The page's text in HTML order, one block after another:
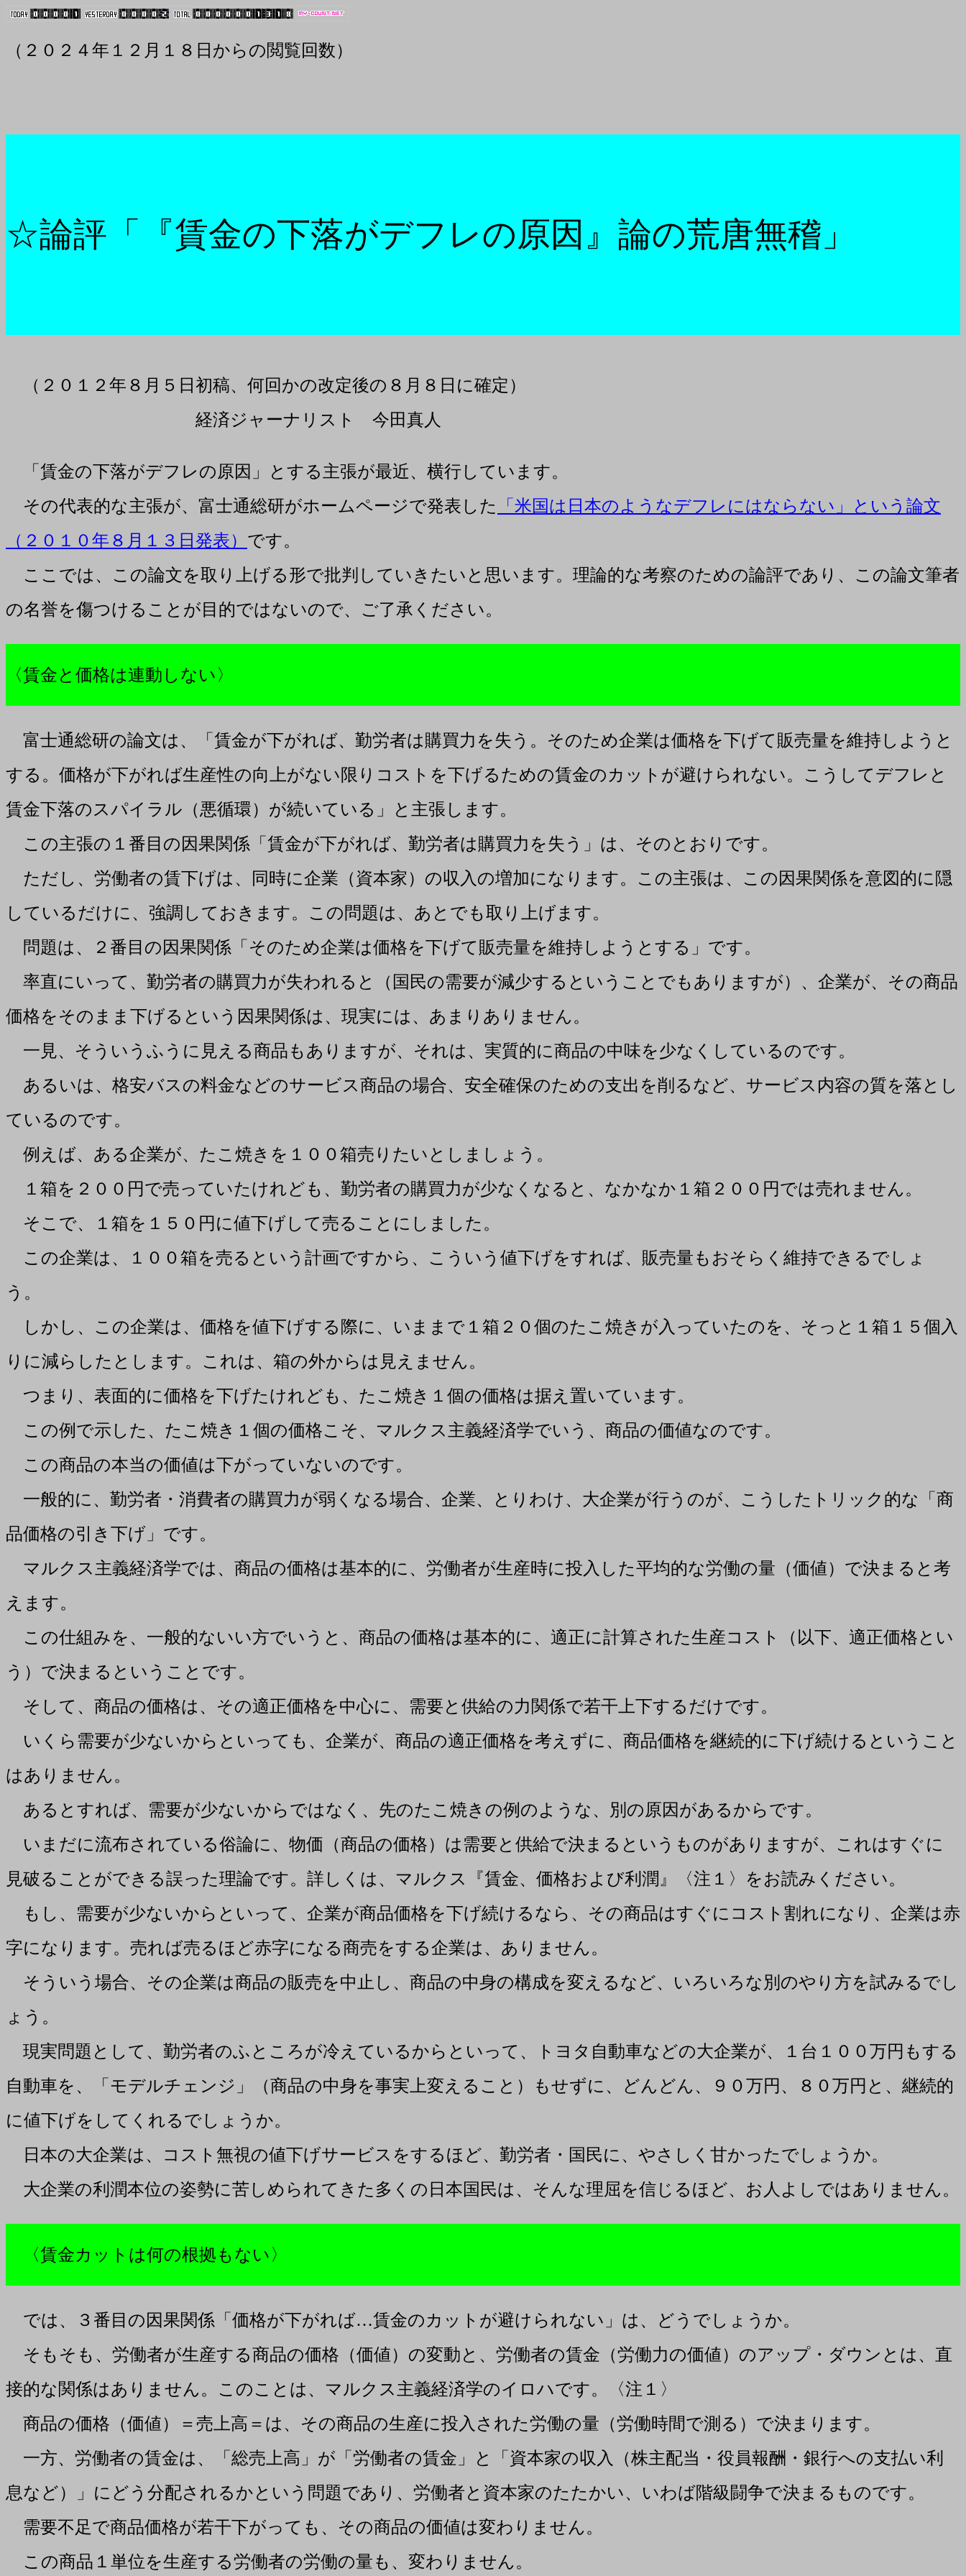
（２０２４年１２月１８日からの閲覧回数）
☆論評「『賃金の下落がデフレの原因』論の荒唐無稽」
（２０１２年８月５日初稿、何回かの改定後の８月８日に確定）
経済ジャーナリスト 今田真人
「賃金の下落がデフレの原因」とする主張が最近、横行しています。
その代表的な主張が、富士通総研がホームページで発表した
「米国は日本のようなデフレにはならない」という論文
（２０１０年８月１３日発表） です。
ここでは、この論文を取り上げる形で批判していきたいと思います。理論的な考察のための論評であり、この論文筆者
の名誉を傷つけることが目的ではないので、ご了承ください。
〈賃金と価格は連動しない〉
富士通総研の論文は、「賃金が下がれば、勤労者は購買力を失う。そのため企業は価格を下げて販売量を維持しようと
する。価格が下がれば生産性の向上がない限りコストを下げるための賃金のカットが避けられない。こうしてデフレと
賃金下落のスパイラル（悪循環）が続いている」と主張します。
この主張の１番目の因果関係「賃金が下がれば、勤労者は購買力を失う」は、そのとおりです。
ただし、労働者の賃下げは、同時に企業（資本家）の収入の増加になります。この主張は、この因果関係を意図的に隠
しているだけに、強調しておきます。この問題は、あとでも取り上げます。
問題は、２番目の因果関係「そのため企業は価格を下げて販売量を維持しようとする」です。
率直にいって、勤労者の購買力が失われると（国民の需要が減少するということでもありますが）、企業が、その商品
価格をそのまま下げるという因果関係は、現実には、あまりありません。
一見、そういうふうに見える商品もありますが、それは、実質的に商品の中味を少なくしているのです。
あるいは、格安バスの料金などのサービス商品の場合、安全確保のための支出を削るなど、サービス内容の質を落とし
ているのです。
例えば、ある企業が、たこ焼きを１００箱売りたいとしましょう。
１箱を２００円で売っていたけれども、勤労者の購買力が少なくなると、なかなか１箱２００円では売れません。
そこで、１箱を１５０円に値下げして売ることにしました。
この企業は、１００箱を売るという計画ですから、こういう値下げをすれば、販売量もおそらく維持できるでしょ
う。
しかし、この企業は、価格を値下げする際に、いままで１箱２０個のたこ焼きが入っていたのを、そっと１箱１５個入
りに減らしたとします。これは、箱の外からは見えません。
つまり、表面的に価格を下げたけれども、たこ焼き１個の価格は据え置いています。
この例で示した、たこ焼き１個の価格こそ、マルクス主義経済学でいう、商品の価値なのです。
この商品の本当の価値は下がっていないのです。
一般的に、勤労者・消費者の購買力が弱くなる場合、企業、とりわけ、大企業が行うのが、こうしたトリック的な「商
品価格の引き下げ」です。
マルクス主義経済学では、商品の価格は基本的に、労働者が生産時に投入した平均的な労働の量（価値）で決まると考
えます。
この仕組みを、一般的ないい方でいうと、商品の価格は基本的に、適正に計算された生産コスト（以下、適正価格とい
う）で決まるということです。
そして、商品の価格は、その適正価格を中心に、需要と供給の力関係で若干上下するだけです。
いくら需要が少ないからといっても、企業が、商品の適正価格を考えずに、商品価格を継続的に下げ続けるということ
はありません。
あるとすれば、需要が少ないからではなく、先のたこ焼きの例のような、別の原因があるからです。
いまだに流布されている俗論に、物価（商品の価格）は需要と供給で決まるというものがありますが、これはすぐに
見破ることができる誤った理論です。詳しくは、マルクス『賃金、価格および利潤』〈注１〉をお読みください。
もし、需要が少ないからといって、企業が商品価格を下げ続けるなら、その商品はすぐにコスト割れになり、企業は赤
字になります。売れば売るほど赤字になる商売をする企業は、ありません。
そういう場合、その企業は商品の販売を中止し、商品の中身の構成を変えるなど、いろいろな別のやり方を試みるでし
ょう。
現実問題として、勤労者のふところが冷えているからといって、トヨタ自動車などの大企業が、１台１００万円もする
自動車を、「モデルチェンジ」（商品の中身を事実上変えること）もせずに、どんどん、９０万円、８０万円と、継続的
に値下げをしてくれるでしょうか。
日本の大企業は、コスト無視の値下げサービスをするほど、勤労者・国民に、やさしく甘かったでしょうか。
大企業の利潤本位の姿勢に苦しめられてきた多くの日本国民は、そんな理屈を信じるほど、お人よしではありません。
〈賃金カットは何の根拠もない〉
では、３番目の因果関係「価格が下がれば…賃金のカットが避けられない」は、どうでしょうか。
そもそも、労働者が生産する商品の価格（価値）の変動と、労働者の賃金（労働力の価値）のアップ・ダウンとは、直
接的な関係はありません。このことは、マルクス主義経済学のイロハです。〈注１〉
商品の価格（価値）＝売上高＝は、その商品の生産に投入された労働の量（労働時間で測る）で決まります。
一方、労働者の賃金は、「総売上高」が「労働者の賃金」と「資本家の収入（株主配当・役員報酬・銀行への支払い利
息など）」にどう分配されるかという問題であり、労働者と資本家のたたかい、いわば階級闘争で決まるものです。
需要不足で商品価格が若干下がっても、その商品の価値は変わりません。
この商品１単位を生産する労働者の労働の量も、変わりません。